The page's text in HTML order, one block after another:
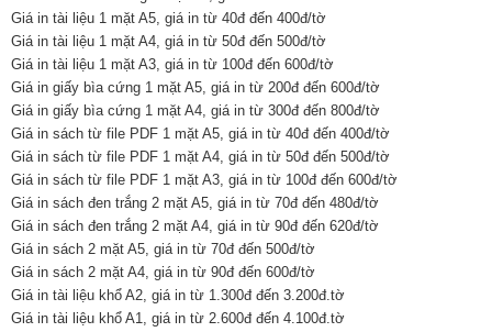
Giá in tài liệu 1 mặt A5, giá in từ 40đ đến 400đ/tờ
Giá in tài liệu 1 mặt A4, giá in từ 50đ đến 500đ/tờ
Giá in tài liệu 1 mặt A3, giá in từ 100đ đến 600đ/tờ
Giá in giấy bìa cứng 1 mặt A5, giá in từ 200đ đến 600đ/tờ
Giá in giấy bìa cứng 1 mặt A4, giá in từ 300đ đến 800đ/tờ
Giá in sách từ file PDF 1 mặt A5, giá in từ 40đ đến 400đ/tờ
Giá in sách từ file PDF 1 mặt A4, giá in từ 50đ đến 500đ/tờ
Giá in sách từ file PDF 1 mặt A3, giá in từ 100đ đến 600đ/tờ
Giá in sách đen trắng 2 mặt A5, giá in từ 70đ đến 480đ/tờ
Giá in sách đen trắng 2 mặt A4, giá in từ 90đ đến 620đ/tờ
Giá in sách 2 mặt A5, giá in từ 70đ đến 500đ/tờ
Giá in sách 2 mặt A4, giá in từ 90đ đến 600đ/tờ
Giá in tài liệu khổ A2, giá in từ 1.300đ đến 3.200đ.tờ
Giá in tài liệu khổ A1, giá in từ 2.600đ đến 4.100đ.tờ